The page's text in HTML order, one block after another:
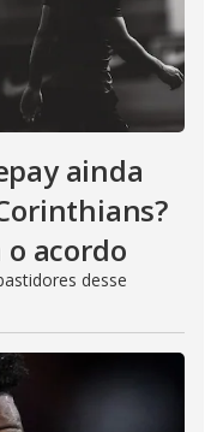
ainda
acordo
desse